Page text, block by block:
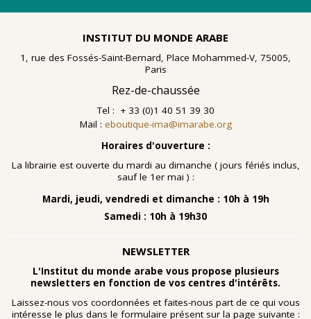
INSTITUT DU MONDE ARABE
1, rue des Fossés-Saint-Bernard, Place Mohammed-V, 75005,
Paris
Rez-de-chaussée
Tel : + 33 (0)1 40 51 39 30
Mail : eboutique-ima@imarabe.org
Horaires d'ouverture :
La librairie est ouverte du mardi au dimanche ( jours fériés inclus,
sauf le 1er mai ) :
Mardi, jeudi, vendredi et dimanche : 10h à 19h
Samedi : 10h à 19h30
NEWSLETTER
L'Institut du monde arabe vous propose plusieurs
newsletters en fonction de vos centres d'intérêts.
Laissez-nous vos coordonnées et faites-nous part de ce qui vous
intéresse le plus dans le formulaire présent sur la page suivante :